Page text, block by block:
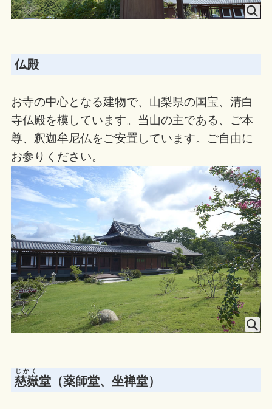
仏殿
お寺の中心となる建物で、山梨県の国宝、清白
寺仏殿を模しています。当山の主である、ご本
尊、釈迦牟尼仏をご安置しています。ご自由に
お参りください。
慈嶽
じかく
堂（薬師堂、坐禅堂）